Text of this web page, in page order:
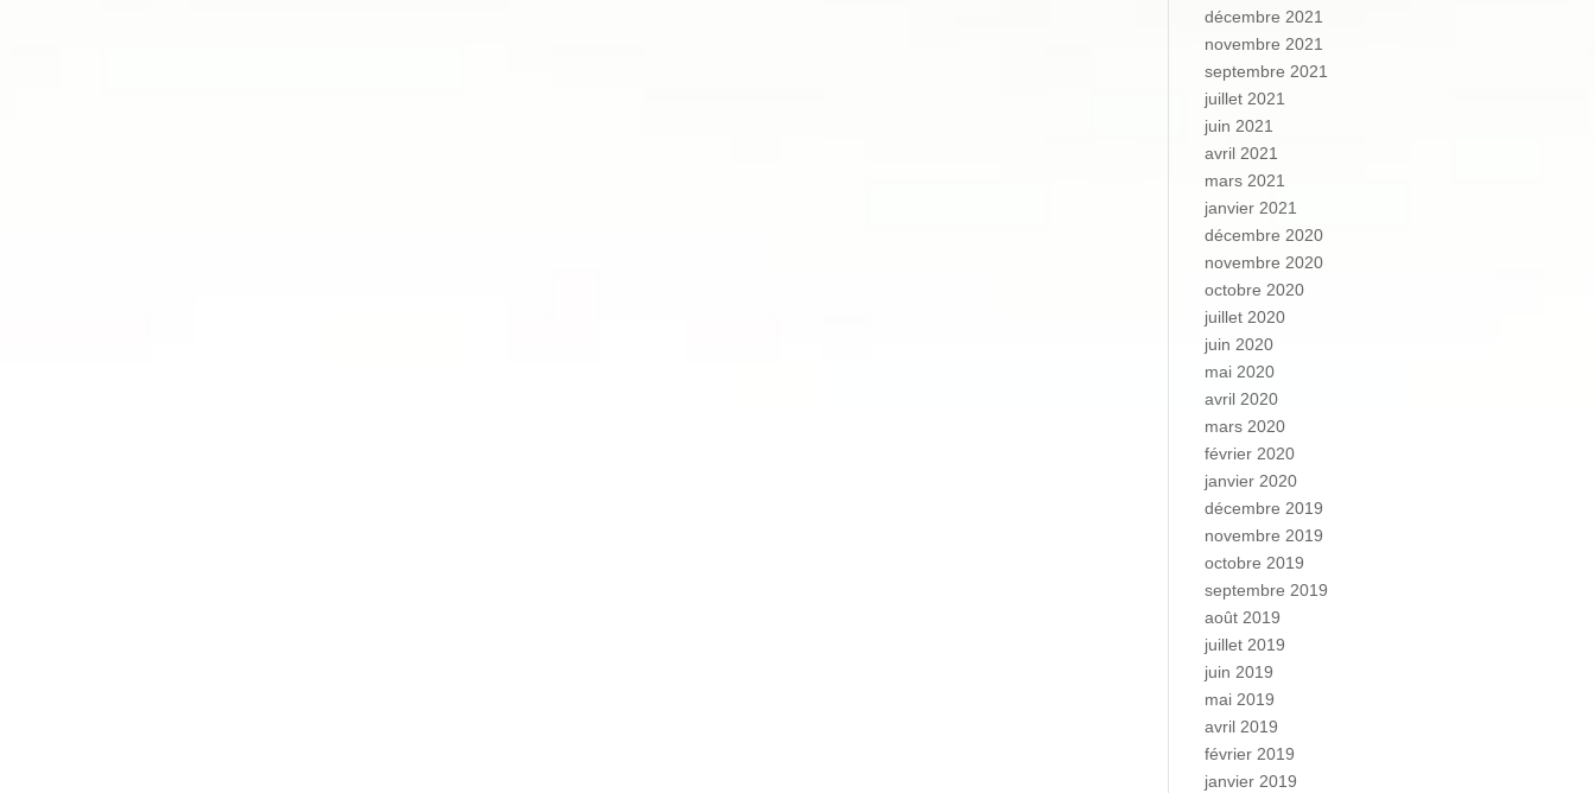
décembre 2021
novembre 2021
septembre 2021
juillet 2021
juin 2021
avril 2021
mars 2021
janvier 2021
décembre 2020
novembre 2020
octobre 2020
juillet 2020
juin 2020
mai 2020
avril 2020
mars 2020
février 2020
janvier 2020
décembre 2019
novembre 2019
octobre 2019
septembre 2019
août 2019
juillet 2019
juin 2019
mai 2019
avril 2019
février 2019
janvier 2019